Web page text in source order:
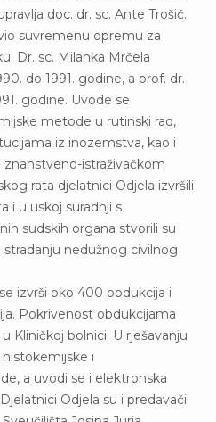
doc. dr. sc. Ante Trošić.
suvremenu opremu za
Dr. sc. Milanka Mrčela
do 1991. godine, a prof. dr.
godine. Uvode se
metode u rutinski rad,
iz inozemstva, kao i
istraživačkom
rata djelatnici Odjela izvršili
i u uskoj suradnji s
sudskih organa stvorili su
nedužnog civilnog
izvrši oko 400 obdukcija i
Pokrivenost obdukcijama
Kliničkoj bolnici. U rješavanju
i
a uvodi se i elektronska
Odjela su i predavači